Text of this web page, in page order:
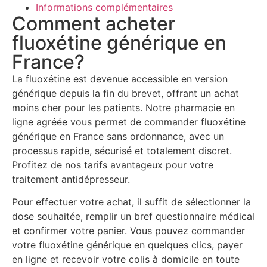
Informations complémentaires
Comment acheter
fluoxétine générique en
France?
La fluoxétine est devenue accessible en version
générique depuis la fin du brevet, offrant un achat
moins cher pour les patients. Notre pharmacie en
ligne agréée vous permet de commander fluoxétine
générique en France sans ordonnance, avec un
processus rapide, sécurisé et totalement discret.
Profitez de nos tarifs avantageux pour votre
traitement antidépresseur.
Pour effectuer votre achat, il suffit de sélectionner la
dose souhaitée, remplir un bref questionnaire médical
et confirmer votre panier. Vous pouvez commander
votre fluoxétine générique en quelques clics, payer
en ligne et recevoir votre colis à domicile en toute